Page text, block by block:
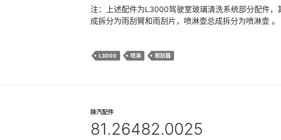
注：上述配件为L3000驾驶室玻璃清洗系统部分配件，
成拆分为雨刮臂和雨刮片，喷淋壶总成拆分为喷淋壶 。
L3000 喷淋 雨刮器
陕汽配件
81.26482.0025